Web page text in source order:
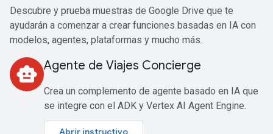
Descubre y prueba muestras de Google Drive que te
ayudarán a comenzar a crear funciones basadas en IA con
modelos, agentes, plataformas y mucho más.
smart_toy Agente de Viajes Concierge
Crea un complemento de agente basado en IA que
se integre con el ADK y Vertex AI Agent Engine.
Abrir instructivo